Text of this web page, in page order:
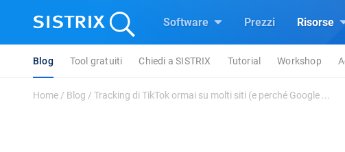
Software Prezzi Risorse
Blog Tool gratuiti Chiedi a SISTRIX Tutorial Workshop
Home / Blog / Tracking di TikTok ormai su molti siti (e perché Google ...